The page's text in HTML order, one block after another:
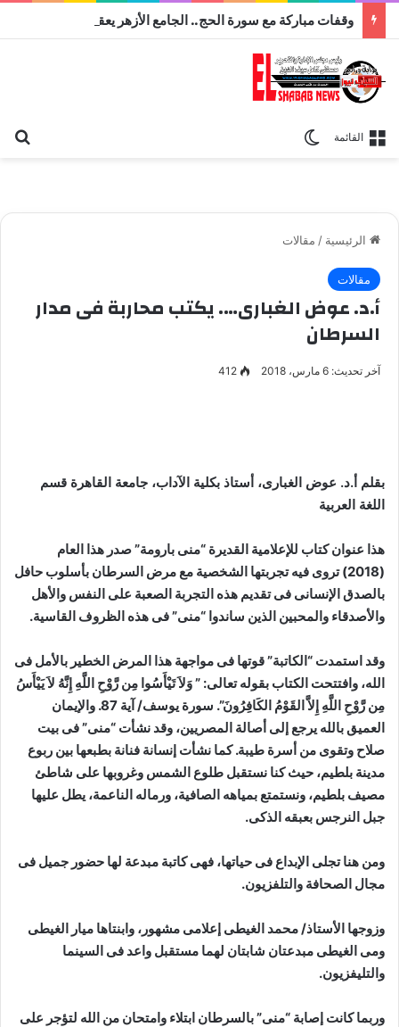
القائمة
الرئيسية / مقالات
مقالات
أ.د. عوض الغبارى…. يكتب محاربة فى مدار
السرطان
آخر تحديث: 6 مارس، 2018 412
بقلم أ.د. عوض الغبارى، أستاذ بكلية الآداب، جامعة القاهرة قسم
اللغة العربية
هذا عنوان كتاب للإعلامية القديرة “منى بارومة” صدر هذا العام
(2018) تروى فيه تجربتها الشخصية مع مرض السرطان بأسلوب حافل
بالصدق الإنسانى فى تقديم هذه التجربة الصعبة على النفس والأهل
والأصدقاء والمحبين الذين ساندوا “منى” فى هذه الظروف القاسية.
وقد استمدت “الكاتبة” قوتها فى مواجهة هذا المرض الخطير بالأمل فى
الله، وافتتحت الكتاب بقوله تعالى: ” وَلاَ تَيْأَسُوا مِن رَّوْحِ اللَّهِ إِنَّهُ لاَ يَيْأَسُ
مِن رَّوْحِ اللَّهِ إِلاَّ القَوْمُ الكَافِرُونَ”. سورة يوسف/ آية 87. والإيمان
العميق بالله يرجع إلى أصالة المصريين، وقد نشأت “منى” فى بيت
صلاح وتقوى من أسرة طيبة. كما نشأت إنسانة فنانة بطبعها بين ربوع
مدينة بلطيم، حيث كنا نستقبل طلوع الشمس وغروبها على شاطئ
مصيف بلطيم، ونستمتع بمياهه الصافية، ورماله الناعمة، يطل عليها
جبل النرجس بعبقه الذكى.
ومن هنا تجلى الإبداع فى حياتها، فهى كاتبة مبدعة لها حضور جميل فى
مجال الصحافة والتلفزيون.
وزوجها الأستاذ/ محمد الغيطى إعلامى مشهور، وابنتاها ميار الغيطى
ومى الغيطى مبدعتان شابتان لهما مستقبل واعد فى السينما
والتليفزيون.
وربما كانت إصابة “منى” بالسرطان ابتلاء وامتحان من الله لتؤجر على